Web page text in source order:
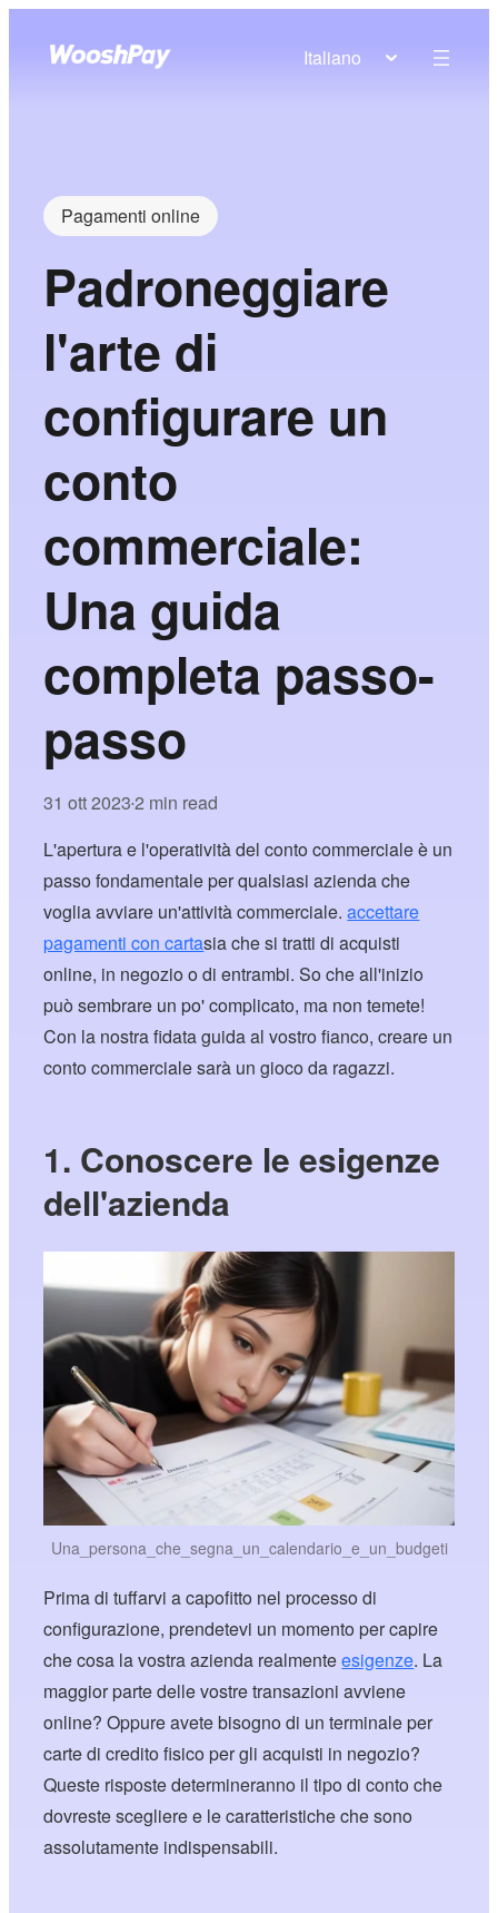
Italiano
Pagamenti online
Padroneggiare
l'arte di
configurare un
conto
commerciale:
Una guida
completa passo-
passo
31 ott 2023•2 min read
L'apertura e l'operatività del conto commerciale è un
passo fondamentale per qualsiasi azienda che
voglia avviare un'attività commerciale.accettare
pagamenti con cartasia che si tratti di acquisti
online, in negozio o di entrambi. So che all'inizio
può sembrare un po' complicato, ma non temete!
Con la nostra fidata guida al vostro fianco, creare un
conto commerciale sarà un gioco da ragazzi.
1. Conoscere le esigenze
dell'azienda
Una_persona_che_segna_un_calendario_e_un_budgeti
Prima di tuffarvi a capofitto nel processo di
configurazione, prendetevi un momento per capire
che cosa la vostra azienda realmenteesigenze. La
maggior parte delle vostre transazioni avviene
online? Oppure avete bisogno di un terminale per
carte di credito fisico per gli acquisti in negozio?
Queste risposte determineranno il tipo di conto che
dovreste scegliere e le caratteristiche che sono
assolutamente indispensabili.